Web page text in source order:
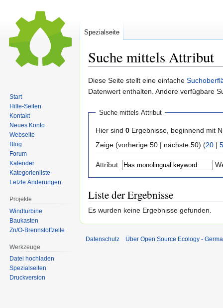
Suche mittels Attribut
Zur
Navigation
Zur
Suche
Diese Seite stellt eine einfache
Datenwert enthalten. Andere verfügbare
Suche mittels Attribut
Hier sind 0 Ergebnisse, beginnend mit
Zeige (vorherige 50 | nächste 50) (20 |
Attribut:
Liste der Ergebnisse
Es wurden keine Ergebnisse gefunden.
Spezialseite
Start
Hilfe-Seiten
Kontakt
Neues Konto
Webseite
Blog
Forum
Kalender
Kategorienliste
Letzte Änderungen
Projekte
Windturbine
Baukasten
Zn/O-Brennstoffzelle
Werkzeuge
Datei hochladen
Spezialseiten
Druckversion
Datenschutz Über Open Source Ecology -